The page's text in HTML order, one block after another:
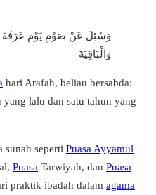
وَسُئِلَ عَنْ صَوْمِ يَوْمِ عَرَفَةَ
وَالْبَاقِيَةَ
hari Arafah, beliau bersabda:
yang lalu dan satu tahun yang
sunah seperti Puasa Ayyamul
Puasa Tarwiyah, dan Puasa
praktik ibadah dalam agama